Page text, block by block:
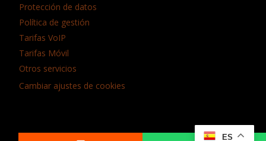
Protección de datos
Política de gestión
Tarifas VoIP
Tarifas Móvil
Otros servicios
Cambiar ajustes de cookies
ES